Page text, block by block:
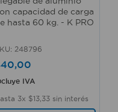
capacidad de carga
hasta 60 kg. - K PRO
: 248796
40,00
IVA
3x $13 33 sin interés